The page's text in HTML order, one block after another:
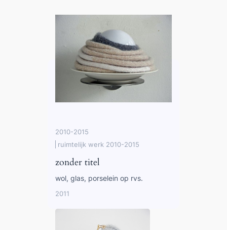
2010-2015
ruimtelijk werk 2010-2015
zonder titel
wol, glas, porselein op rvs.
2011